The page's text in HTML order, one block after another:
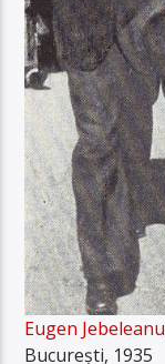
Eugen Jebeleanu
București, 1935